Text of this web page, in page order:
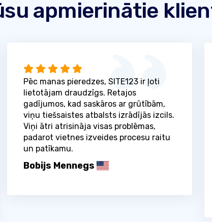
apmierinātie
Pēc manas pieredzes, SITE123 ir ļoti
lietotājam draudzīgs. Retajos
gadījumos, kad saskāros ar grūtībām,
viņu tiešsaistes atbalsts izrādījās izcils.
Viņi ātri atrisināja visas problēmas,
padarot vietnes izveides procesu raitu
un patīkamu.
Bobijs Mennegs